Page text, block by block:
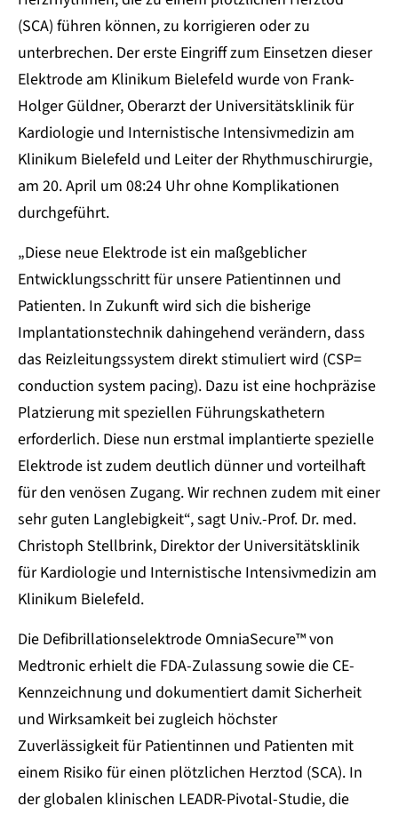
(SCA) führen können, zu korrigieren oder zu
unterbrechen. Der erste Eingriff zum Einsetzen dieser
Elektrode am Klinikum Bielefeld wurde von Frank-
Holger Güldner, Oberarzt der Universitätsklinik für
Kardiologie und Internistische Intensivmedizin am
Klinikum Bielefeld und Leiter der Rhythmuschirurgie,
am 20. April um 08:24 Uhr ohne Komplikationen
durchgeführt.
„Diese neue Elektrode ist ein maßgeblicher
Entwicklungsschritt für unsere Patientinnen und
Patienten. In Zukunft wird sich die bisherige
Implantationstechnik dahingehend verändern, dass
das Reizleitungssystem direkt stimuliert wird (CSP=
conduction system pacing). Dazu ist eine hochpräzise
Platzierung mit speziellen Führungskathetern
erforderlich. Diese nun erstmal implantierte spezielle
Elektrode ist zudem deutlich dünner und vorteilhaft
für den venösen Zugang. Wir rechnen zudem mit einer
sehr guten Langlebigkeit“, sagt Univ.-Prof. Dr. med.
Christoph Stellbrink, Direktor der Universitätsklinik
für Kardiologie und Internistische Intensivmedizin am
Klinikum Bielefeld.
Die Defibrillationselektrode OmniaSecure™ von
Medtronic erhielt die FDA-Zulassung sowie die CE-
Kennzeichnung und dokumentiert damit Sicherheit
und Wirksamkeit bei zugleich höchster
Zuverlässigkeit für Patientinnen und Patienten mit
einem Risiko für einen plötzlichen Herztod (SCA). In
der globalen klinischen LEADR-Pivotal-Studie, die